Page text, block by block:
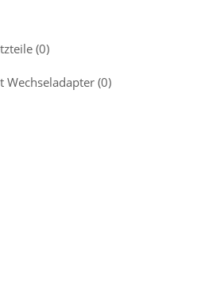
(0)
Wechseladapter (0)
finden Sie in der